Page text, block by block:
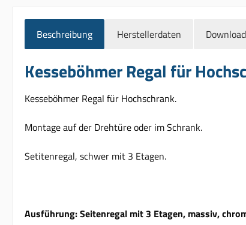
Beschreibung Herstellerdaten
Kesseböhmer Regal für
Kesseböhmer Regal für Hochschrank.
Montage auf der Drehtüre oder im Schrank.
Setitenregal, schwer mit 3 Etagen.
Ausführung: Seitenregal mit 3 Etagen, massiv,